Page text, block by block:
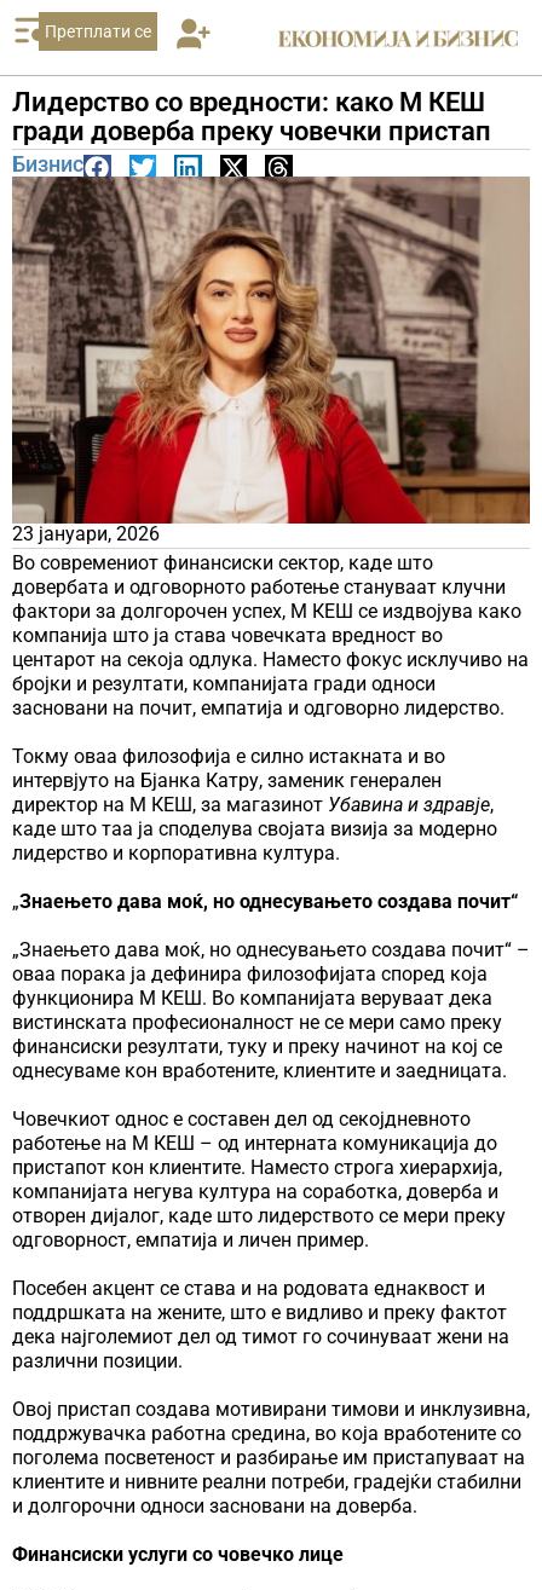
Претплати се
Лидерство со вредности: како М КЕШ
гради доверба преку човечки пристап
Бизнис
23 јануари, 2026
Во современиот финансиски сектор, каде што
довербата и одговорното работење стануваат клучни
фактори за долгорочен успех, М КЕШ се издвојува како
компанија што ја става човечката вредност во
центарот на секоја одлука. Наместо фокус исклучиво на
бројки и резултати, компанијата гради односи
засновани на почит, емпатија и одговорно лидерство.
Токму оваа филозофија е силно истакната и во
интервјуто на Бјанка Катру, заменик генерален
директор на М КЕШ, за магазинот Убавина и здравје,
каде што таа ја споделува својата визија за модерно
лидерство и корпоративна култура.
„Знаењето дава моќ, но однесувањето создава почит“
„Знаењето дава моќ, но однесувањето создава почит“ –
оваа порака ја дефинира филозофијата според која
функционира М КЕШ. Во компанијата веруваат дека
вистинската професионалност не се мери само преку
финансиски резултати, туку и преку начинот на кој се
однесуваме кон вработените, клиентите и заедницата.
Човечкиот однос е составен дел од секојдневното
работење на М КЕШ – од интерната комуникација до
пристапот кон клиентите. Наместо строга хиерархија,
компанијата негува култура на соработка, доверба и
отворен дијалог, каде што лидерството се мери преку
одговорност, емпатија и личен пример.
Посебен акцент се става и на родовата еднаквост и
поддршката на жените, што е видливо и преку фактот
дека најголемиот дел од тимот го сочинуваат жени на
различни позиции.
Овој пристап создава мотивирани тимови и инклузивна,
поддржувачка работна средина, во која вработените со
поголема посветеност и разбирање им пристапуваат на
клиентите и нивните реални потреби, градејќи стабилни
и долгорочни односи засновани на доверба.
Финансиски услуги со човечко лице